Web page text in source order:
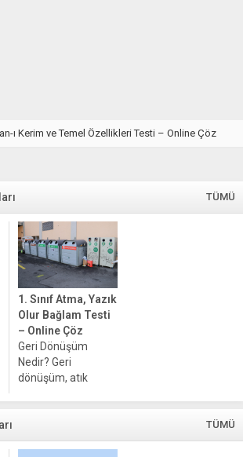
ı Kerim ve Temel Özellikleri Testi – Online Çöz
TÜMÜ
1. Sınıf Atma, Yazık
Olur Bağlam Testi
– Online Çöz
Geri Dönüşüm
Nedir? Geri
dönüşüm, atık
getirilmesi sürecidir.
TÜMÜ